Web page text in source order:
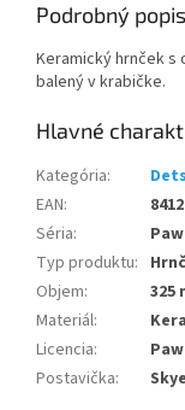
Podrobný popis
Keramický hrnček s
balený v krabičke.
Kategória:
EAN:
Séria:
Typ produktu:
Objem:
325
Materiál:
Licencia:
Postavička: